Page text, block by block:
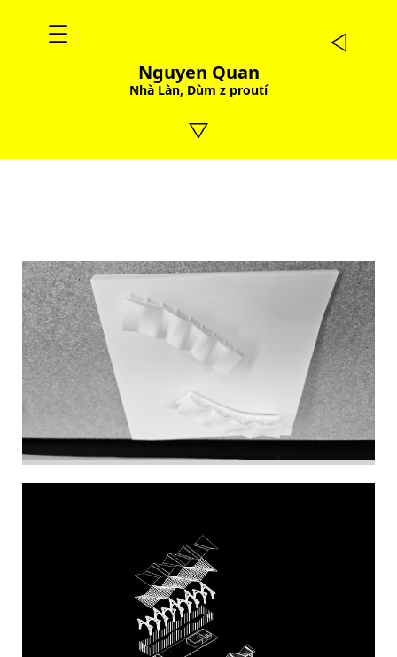
☰
Nguyen Quan
Nhà Làn, Dùm z proutí